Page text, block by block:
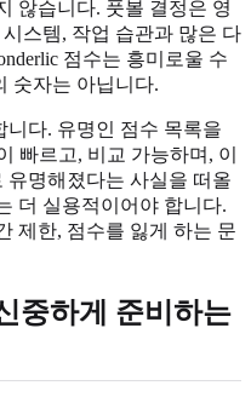
않습니다. 풋볼 결정은 영
스템, 작업 습관과 많은 다
점수는 흥미로울 수
숫자는 아닙니다.
다. 유명인 점수 목록을
빠르고, 비교 가능하며, 이
유명해졌다는 사실을 떠올
더 실용적이어야 합니다.
제한, 점수를 잃게 하는 문
중하게 준비하는